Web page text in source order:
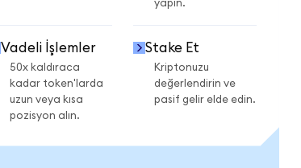
yapın.
Vadeli İşlemler
50x kaldıraca
kadar token'larda
uzun veya kısa
pozisyon alın.
Stake Et
Kriptonuzu
değerlendirin ve
pasif gelir elde edin.